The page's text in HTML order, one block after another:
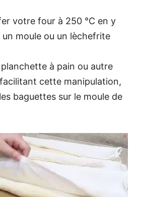
votre four à 250 °C en y
moule ou un lèchefrite
à pain ou autre
cette manipulation,
baguettes sur le moule de